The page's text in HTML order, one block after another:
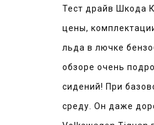
Тест драйв Шкода
цены,
льда в лючке
обзоре очень
сидений! При
среду. Он даже